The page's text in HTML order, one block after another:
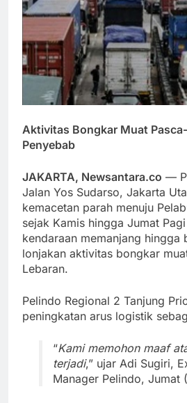
Aktivitas Bongkar Muat
Penyebab
JAKARTA, Newsantara.co —
Jalan Yos Sudarso, Jakarta
kemacetan parah menuju
sejak Kamis hingga Jumat
kendaraan memanjang hingga
lonjakan aktivitas bongkar
Lebaran.
Pelindo Regional 2 Tanjung
peningkatan arus logistik
“Kami memohon maaf
terjadi,” ujar Adi Sugiri,
Manager Pelindo, Jumat